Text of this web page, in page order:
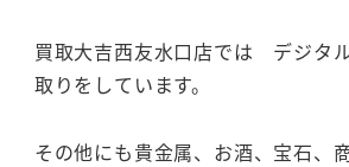
買取大吉西友水口店では デジタ
取りをしています。
その他にも貴金属、お酒、宝石、